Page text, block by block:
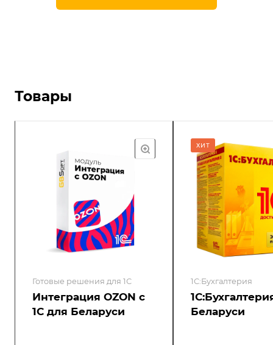
Товары
Готовые решения для 1С
Интеграция OZON с
1С для Беларуси
ХИТ
1С:Бухгалтерия
Беларуси